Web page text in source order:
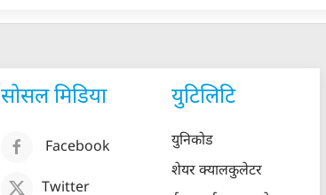
सोसल मिडिया
Facebook
Twitter
युटिलिटि
युनिकोड
शेयर क्यालकुलेटर